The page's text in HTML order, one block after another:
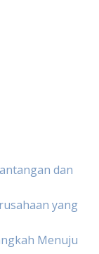
dan
yang
Menuju